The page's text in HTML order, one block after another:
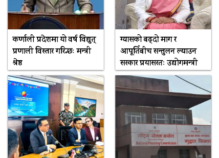
कर्णाली प्रदेशमा यो वर्ष विद्युत्
प्रणाली विस्तार गरिन्छः मन्त्री
श्रेष्ठ
ग्यासको बढ्दो माग र
आपूर्तिबीच सन्तुलन ल्याउन
सरकार प्रयासरतः उद्योगमन्त्री